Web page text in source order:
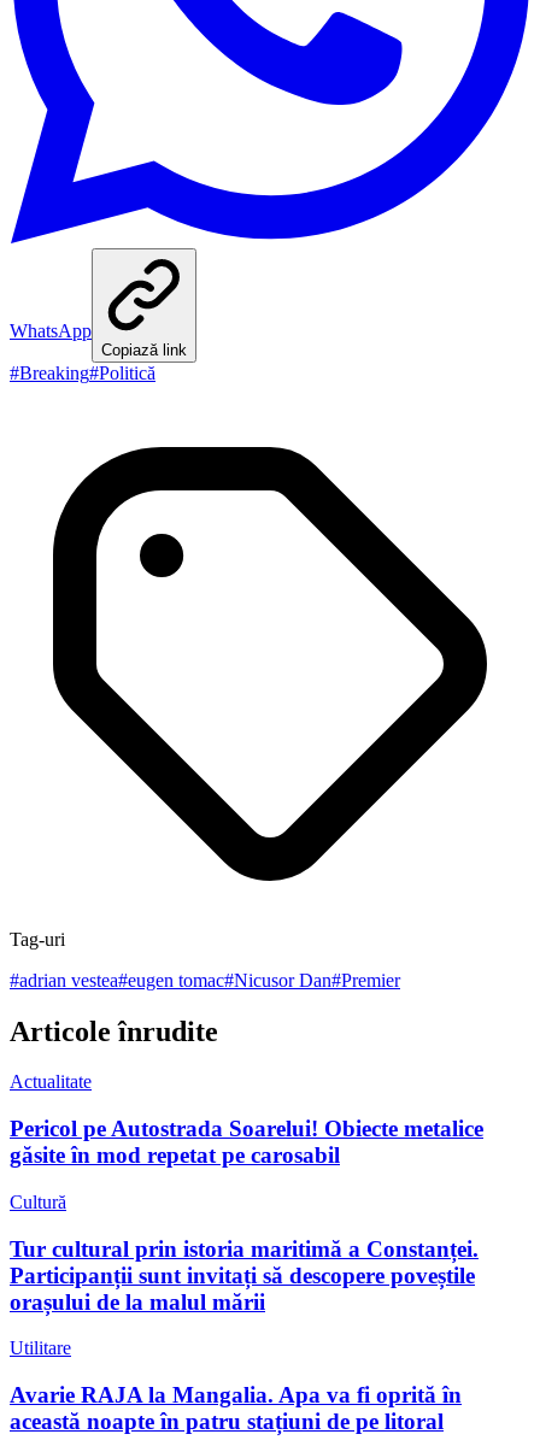
WhatsApp
Copiază link
#Breaking#Politică
Tag-uri
#adrian vestea#eugen tomac#Nicusor Dan#Premier
Articole înrudite
Actualitate
Pericol pe Autostrada Soarelui! Obiecte metalice
găsite în mod repetat pe carosabil
Cultură
Tur cultural prin istoria maritimă a Constanței.
Participanții sunt invitați să descopere poveștile
orașului de la malul mării
Utilitare
Avarie RAJA la Mangalia. Apa va fi oprită în
această noapte în patru stațiuni de pe litoral